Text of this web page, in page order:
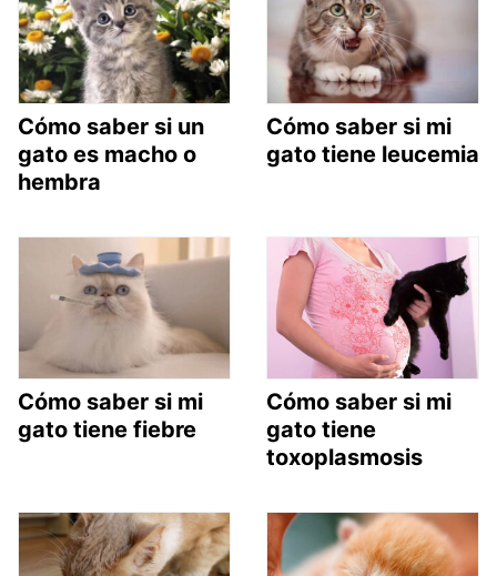
Cómo saber si un
gato es macho o
hembra
Cómo saber si mi
gato tiene leucemia
Cómo saber si mi
gato tiene fiebre
Cómo saber si mi
gato tiene
toxoplasmosis